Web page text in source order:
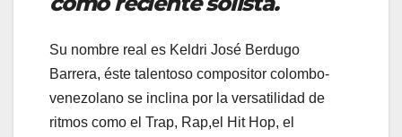
Su nombre real es Keldri José Berdugo
Barrera, éste talentoso compositor colombo-
venezolano se inclina por la versatilidad de
ritmos como el Trap, Rap,el Hit Hop, el